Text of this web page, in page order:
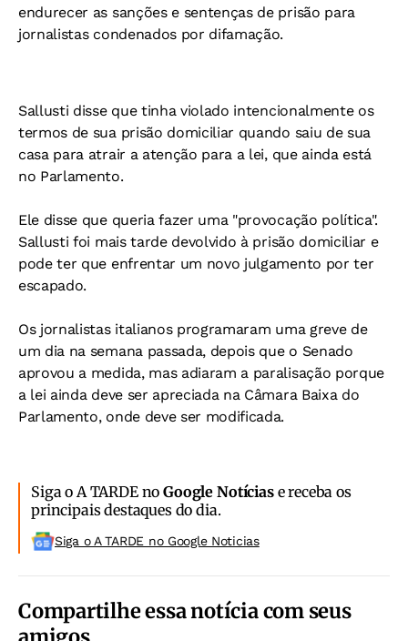
endurecer as sanções e sentenças de prisão para
jornalistas condenados por difamação.
Sallusti disse que tinha violado intencionalmente os
termos de sua prisão domiciliar quando saiu de sua
casa para atrair a atenção para a lei, que ainda está
no Parlamento.
Ele disse que queria fazer uma "provocação política".
Sallusti foi mais tarde devolvido à prisão domiciliar e
pode ter que enfrentar um novo julgamento por ter
escapado.
Os jornalistas italianos programaram uma greve de
um dia na semana passada, depois que o Senado
aprovou a medida, mas adiaram a paralisação porque
a lei ainda deve ser apreciada na Câmara Baixa do
Parlamento, onde deve ser modificada.
Siga o A TARDE noGoogle Notíciase receba os
principais destaques do dia.
Siga o A TARDE no Google Noticias
Compartilhe essa notícia com seus